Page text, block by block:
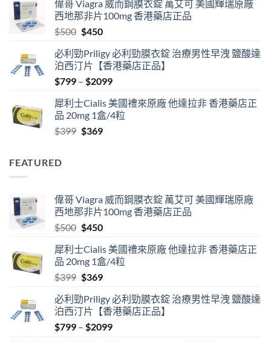
$489
through
偉哥 Viagra 威而鋼膜衣錠 萬艾可 美國輝瑞原廠
西地那非片100mg 香港藥店正品
$500 Original
was:
$500.
$450Current
is:
$450.
必利勁Priligy 必利勁膜衣錠 治療男性早洩 鹽酸達
泊西汀片【香港藥店正品】
$799 – $2099Price
$799
through
犀利士Cialis 美國禮來原廠 他達拉非 香港藥店正
品 20mg 1盒/4粒
$399 Original
$369Current
FEATURED
偉哥 Viagra 威而鋼膜衣錠 萬艾可 美國輝瑞原廠
西地那非片100mg 香港藥店正品
$500 Original
was:
$500.
$450Current
is:
$450.
犀利士Cialis 美國禮來原廠 他達拉非 香港藥店正
品 20mg 1盒/4粒
$399 Original
was:
$399.
$369Current
is:
$369.
必利勁Priligy 必利勁膜衣錠 治療男性早洩 鹽酸達
泊西汀片【香港藥店正品】
$799 – $2099Price